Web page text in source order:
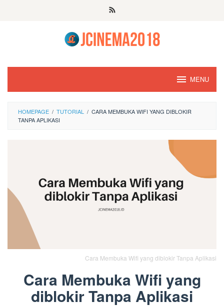
MENU
HOMEPAGE / TUTORIAL / CARA MEMBUKA WIFI YANG DIBLOKIR
TANPA APLIKASI
Cara Membuka Wifi yang diblokir Tanpa Aplikasi
Cara Membuka Wifi yang
diblokir Tanpa Aplikasi